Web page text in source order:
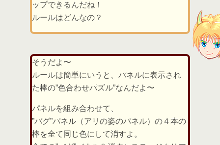
ップできるんだね！
ルールはどんなの？
そうだよ〜
ルールは簡単にいうと、パネルに表示され
た棒の”色合わせパズル”なんだよ〜
パネルを組み合わせて、
”バグ”パネル（アリの姿のパネル）の４本の
棒を全て同じ色にして消すよ。